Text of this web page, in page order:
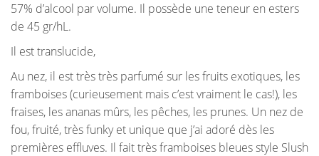
57% d’alcool par volume. Il possède une teneur en esters
de 45 gr/hL.
Il est translucide,
Au nez, il est très très parfumé sur les fruits exotiques, les
framboises (curieusement mais c’est vraiment le cas!), les
fraises, les ananas mûrs, les pêches, les prunes. Un nez de
fou, fruité, très funky et unique que j’ai adoré dès les
premières effluves. Il fait très framboises bleues style Slush